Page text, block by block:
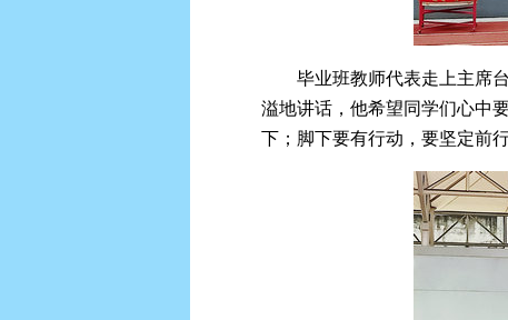
毕业班教师代表走上主席
溢地讲话，他希望同学们心中
下；脚下要有行动，要坚定前